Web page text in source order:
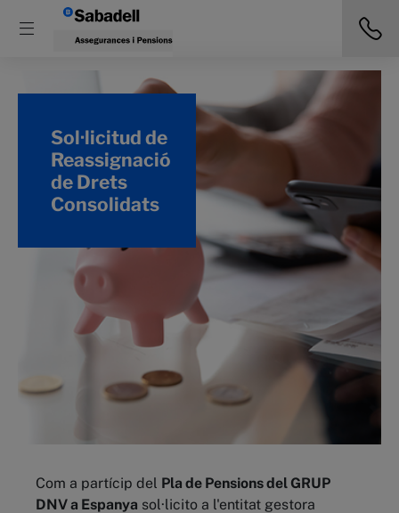
Sol·licitud de
Reassignació
de Drets
Consolidats
Com a partícip del Pla de Pensions del GRUP
DNV a Espanya sol·licito a l'entitat gestora